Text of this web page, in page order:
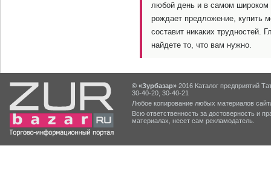
любой день и в самом широком
рождает предложение, купить
составит никаких трудностей.
найдете то, что вам нужно.
© «Зурбазар» 2016 Каталог предприятий
30-40-20, 30-40-21
Любое копирование любых материалов
Всю ответственность за достоверность и
материалах, несет сам рекламодатель.